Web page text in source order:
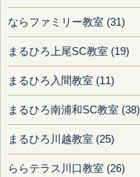
ならファミリー教室 (31)
まるひろ上尾SC教室 (19)
まるひろ入間教室 (11)
まるひろ南浦和SC教室 (38)
まるひろ川越教室 (25)
ららテラス川口教室 (26)